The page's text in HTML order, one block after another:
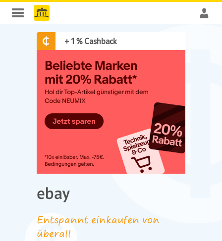
ebay
Entspannt einkaufen von
überall
+ 1 % Cashback